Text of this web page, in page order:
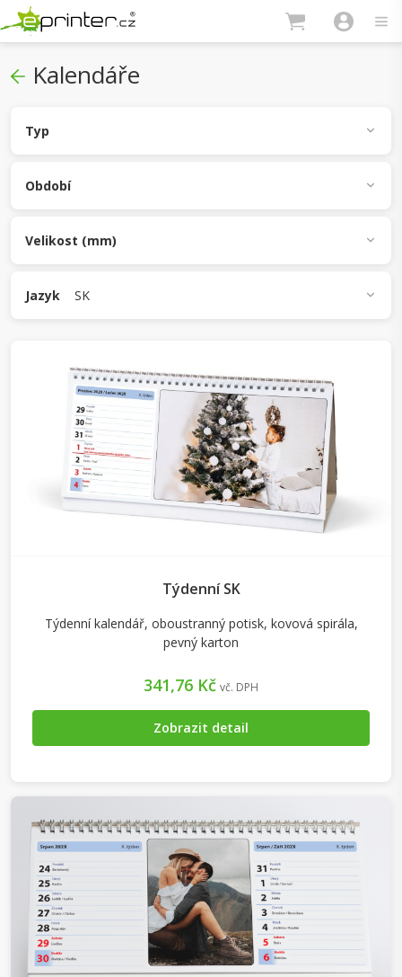
Kalendáře
Typ
Období
Velikost (mm)
Jazyk
SK
Týdenní SK
Týdenní kalendář, oboustranný potisk, kovová spirála,
pevný karton
341,76 Kč vč. DPH
Zobrazit detail